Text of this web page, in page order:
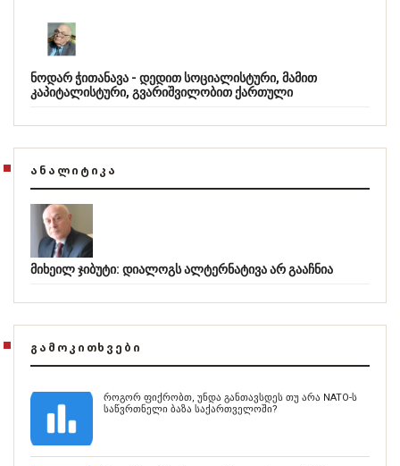
ნოდარ ჭითანავა - დედით სოციალისტური, მამით
კაპიტალისტური, გვარიშვილობით ქართული
ᲐᲜᲐᲚᲘᲢᲘᲙᲐ
მიხეილ ჯიბუტი: დიალოგს ალტერნატივა არ გააჩნია
ᲒᲐᲛᲝᲙᲘᲗᲮᲕᲔᲑᲘ
როგორ ფიქრობთ, უნდა განთავსდეს თუ არა NATO-ს
საწვრთნელი ბაზა საქართველოში?